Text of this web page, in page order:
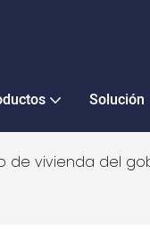
Solución
de vivienda del